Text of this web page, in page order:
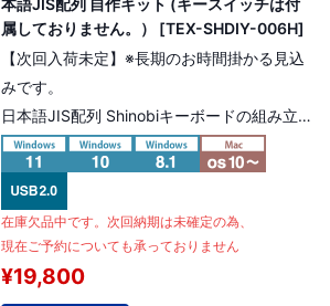
本語JIS配列 自作キット (キースイッチは付
属しておりません。） [TEX-SHDIY-006H]
【次回入荷未定】※長期のお時間掛かる見込
みです。
日本語JIS配列 Shinobiキーボードの組み立
てキット！ 組み立ても簡単なHot-Swapタイ
プ、キースイッチを別途ご用意頂く事でお好
みのキー軸でShinobiキーボードを組み立て
る事が可能です！ ※尚、本製品にはキースイ
ッチは含まれておりませんのでご注意くださ
い。キースイッチは別途ご用意頂く必要がご
在庫欠品中です。次回納期は未確定の為、
現在ご予約についても承っておりません
¥19,800